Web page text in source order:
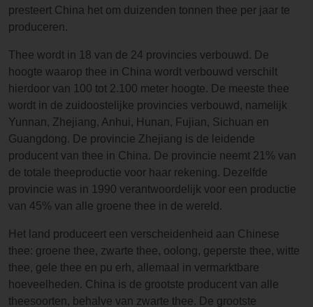
presteert China het om duizenden tonnen thee per jaar te
produceren.
Thee wordt in 18 van de 24 provincies verbouwd. De
hoogte waarop thee in China wordt verbouwd verschilt
hierdoor van 100 tot 2.100 meter hoogte. De meeste thee
wordt in de zuidoostelijke provincies verbouwd, namelijk
Yunnan, Zhejiang, Anhui, Hunan, Fujian, Sichuan en
Guangdong. De provincie Zhejiang is de leidende
producent van thee in China. De provincie neemt 21% van
de totale theeproductie voor haar rekening. Dezelfde
provincie was in 1990 verantwoordelijk voor een productie
van 45% van alle groene thee in de wereld.
Het land produceert een verscheidenheid aan Chinese
thee: groene thee, zwarte thee, oolong, geperste thee, witte
thee, gele thee en pu erh, allemaal in vermarktbare
hoeveelheden. China is de grootste producent van alle
theesoorten, behalve van zwarte thee. De grootste